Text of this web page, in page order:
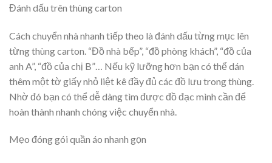
Đánh dấu trên thùng carton
Cách chuyển nhà nhanh tiếp theo là đánh dấu từng mục lên
từng thùng carton. “Đồ nhà bếp”, “đồ phòng khách”, “đồ của
anh A”, “đồ của chị B”… Nếu kỹ lưỡng hơn bạn có thể dán
thêm một tờ giấy nhỏ liệt kê đầy đủ các đồ lưu trong thùng.
Nhờ đó bạn có thể dễ dàng tìm được đồ đạc mình cần để
hoàn thành nhanh chóng việc chuyển nhà.
Mẹo đóng gói quần áo nhanh gọn